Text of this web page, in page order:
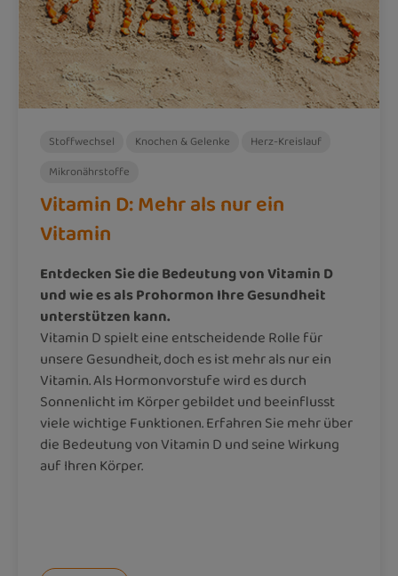
Stoffwechsel Knochen & Gelenke
Herz-Kreislauf
Mikronährstoffe
Vitamin D: Mehr als nur ein
Vitamin
Entdecken Sie die Bedeutung von Vitamin D
und wie es als Prohormon Ihre Gesundheit
unterstützen kann.
Vitamin D spielt eine entscheidende Rolle für
unsere Gesundheit, doch es ist mehr als nur ein
Vitamin. Als Hormonvorstufe wird es durch
Sonnenlicht im Körper gebildet und beeinflusst
viele wichtige Funktionen. Erfahren Sie mehr über
die Bedeutung von Vitamin D und seine Wirkung
auf Ihren Körper.